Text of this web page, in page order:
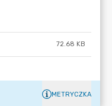
72.68 KB
METRYCZKA